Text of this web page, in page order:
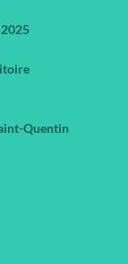
Quentin